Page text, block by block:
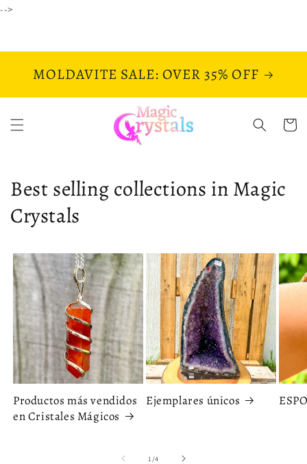
-->
MOLDAVITE SALE: OVER 35% OFF
directamente
Carrito
Best selling collections in Magic
Crystals
Productos más vendidos
en Cristales Mágicos
Ejemplares únicos
1 /de
4